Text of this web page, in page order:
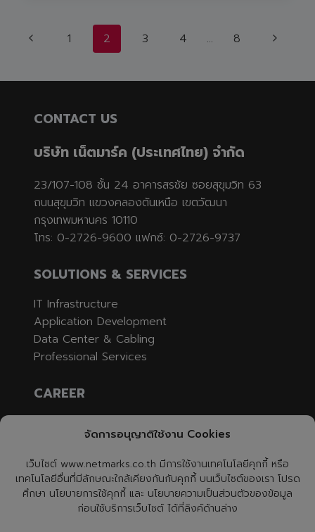
จัดการอนุญาติใช้งาน Cookies
เว็บไซต์ www.netmarks.co.th มีการใช้งานเทคโนโลยีคุกกี้ หรือ
เทคโนโลยีอื่นที่มีลักษณะใกล้เคียงกันกับคุกกี้ บนเว็บไซต์ของเรา โปรด
ศึกษา นโยบายการใช้คุกกี้ และ นโยบายความเป็นส่วนตัวของข้อมูล
ก่อนใช้บริการเว็บไซต์ ได้ที่ลิงค์ด้านล่าง
ไป
อีก
ขั้น
NEXT-
โซลูชั่น
โลก
SENTINELONE
Page
navigation
Previous1 2 3 4 … 8
Next
CONTACT US
บริษัท เน็ตมาร์ค (ประเทศไทย) จำกัด
23/107-108 ชั้น 24 อาคารสรชัย ซอยสุขุมวิท 63
ถนนสุขุมวิท แขวงคลองตันเหนือ เขตวัฒนา
กรุงเทพมหานคร 10110
โทร: 0-2726-9600 แฟกซ์: 0-2726-9737
SOLUTIONS & SERVICES
IT Infrastructure
Application Development
Data Center & Cabling
Professional Services
CAREER
CONTACT US